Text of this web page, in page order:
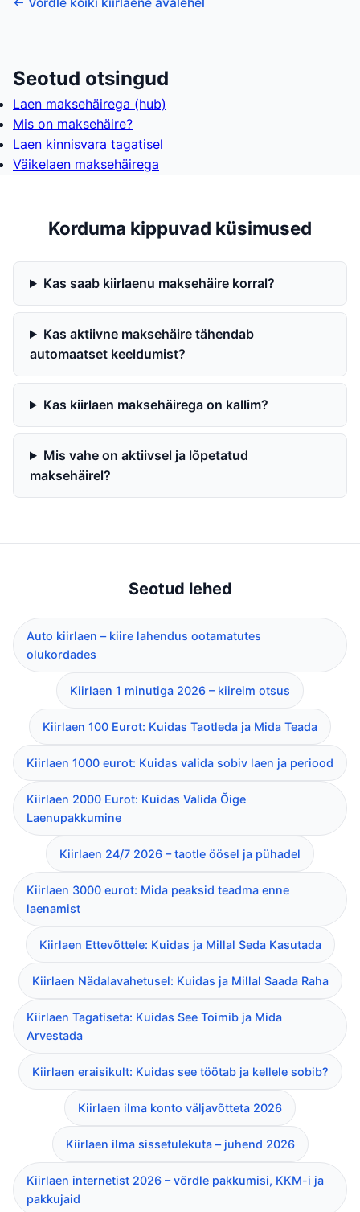
Seotud otsingud
Laen maksehäirega (hub)
Mis on maksehäire?
Laen kinnisvara tagatisel
Väikelaen maksehäirega
Korduma kippuvad küsimused
Kas saab kiirlaenu maksehäire korral?
Kas aktiivne maksehäire tähendab
automaatset keeldumist?
Kas kiirlaen maksehäirega on kallim?
Mis vahe on aktiivsel ja lõpetatud
maksehäirel?
Seotud lehed
Auto kiirlaen – kiire lahendus ootamatutes
olukordades
Kiirlaen 1 minutiga 2026 – kiireim otsus
Kiirlaen 100 Eurot: Kuidas Taotleda ja Mida Teada
Kiirlaen 1000 eurot: Kuidas valida sobiv laen ja periood
Kiirlaen 2000 Eurot: Kuidas Valida Õige
Laenupakkumine
Kiirlaen 24/7 2026 – taotle öösel ja pühadel
Kiirlaen 3000 eurot: Mida peaksid teadma enne
laenamist
Kiirlaen Ettevõttele: Kuidas ja Millal Seda Kasutada
Kiirlaen Nädalavahetusel: Kuidas ja Millal Saada Raha
Kiirlaen Tagatiseta: Kuidas See Toimib ja Mida
Arvestada
Kiirlaen eraisikult: Kuidas see töötab ja kellele sobib?
Kiirlaen ilma konto väljavõtteta 2026
Kiirlaen ilma sissetulekuta – juhend 2026
Kiirlaen internetist 2026 – võrdle pakkumisi, KKM-i ja
pakkujaid